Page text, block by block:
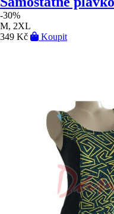
-30%
M, 2XL
349 Kč
Koupit